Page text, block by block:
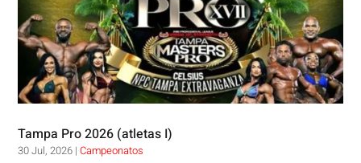
Tampa Pro 2026 (atletas I)
30 Jul, 2026 |Campeonatos